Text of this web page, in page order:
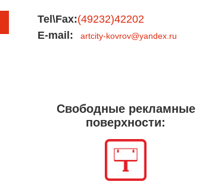
Tel\Fax:(49232)42202
E-mail:
artcity-kovrov@yandex.ru
Свободные рекламные
поверхности: